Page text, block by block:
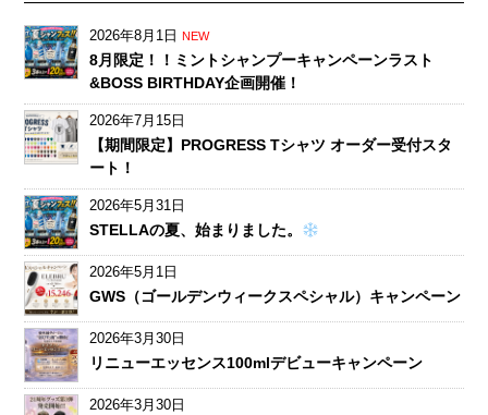
2026年8月1日 NEW
8月限定！！ミントシャンプーキャンペーンラスト
&BOSS BIRTHDAY企画開催！
2026年7月15日
【期間限定】PROGRESS Tシャツ オーダー受付スタ
ート！
2026年5月31日
STELLAの夏、始まりました。
2026年5月1日
GWS（ゴールデンウィークスペシャル）キャンペーン
2026年3月30日
リニューエッセンス100mlデビューキャンペーン
2026年3月30日